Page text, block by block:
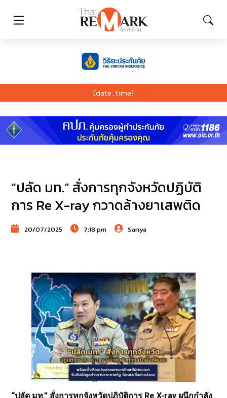
[date_time]
“ปลัด มท.” สั่งการทุกจังหวัดปฏิบัติ
การ Re X-ray กวาดล้างยาเสพติด
20/07/2025 7:18 pm Sanya
“ปลัด มท.” สั่งการทุกจังหวัดปฏิบัติการ Re X-ray ผนึกกำลัง